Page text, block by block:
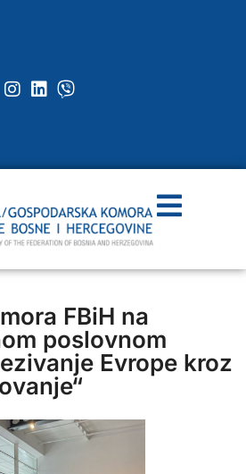
FBiH na
poslovnom
Evrope kroz